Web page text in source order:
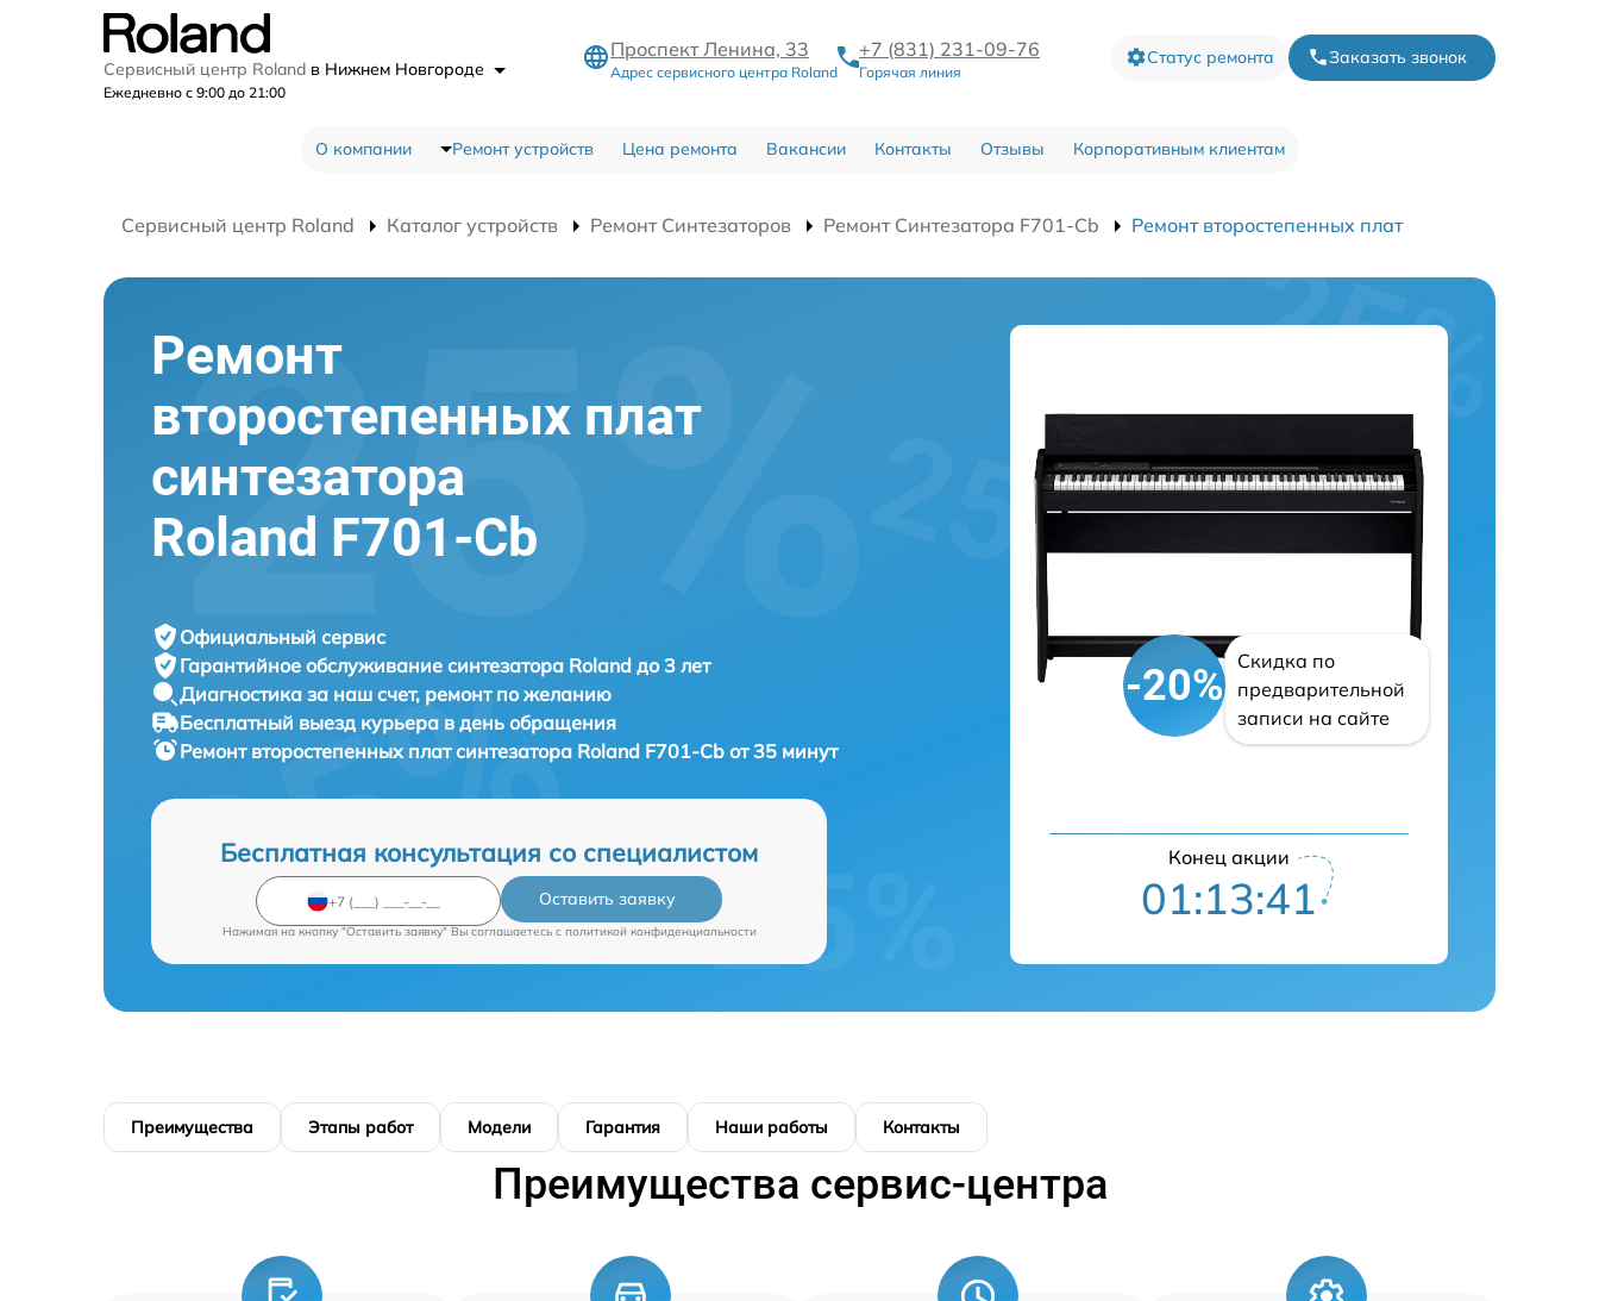
Сервисный центр Roland в Нижнем Новгороде
Ежедневно с 9:00 до 21:00
Проспект Ленина, 33
Адрес сервисного центра Roland
+7 (831) 231-09-76
Горячая линия
Статус ремонта Заказать звонок
О компании Ремонт устройств Цена ремонта Вакансии Контакты Отзывы Корпоративным клиентам
Сервисный центр Roland Каталог устройств Ремонт Синтезаторов Ремонт Синтезатора F701-Cb Ремонт второстепенных плат
Ремонт
второстепенных плат
синтезатора
Roland F701-Cb
Официальный сервис
Гарантийное обслуживание синтезатора Roland до 3 лет
Диагностика за наш счет, ремонт по желанию
Бесплатный выезд курьера в день обращения
Ремонт второстепенных плат синтезатора Roland F701-Cb от 35 минут
Бесплатная консультация со специалистом
Оставить заявку
Нажимая на кнопку "Оставить заявку" Вы соглашаетесь c политикой конфиденциальности
-20%
Скидка по
предварительной
записи на сайте
Конец акции
01:13:39
Преимущества Этапы работ Модели Гарантия Наши работы Контакты
Преимущества сервис-центра